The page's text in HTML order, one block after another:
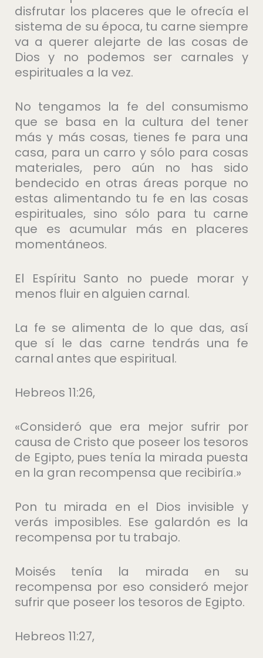
disfrutar los placeres que le ofrecía el
sistema de su época, tu carne siempre
va a querer alejarte de las cosas de
Dios y no podemos ser carnales y
espirituales a la vez.
No tengamos la fe del consumismo
que se basa en la cultura del tener
más y más cosas, tienes fe para una
casa, para un carro y sólo para cosas
materiales, pero aún no has sido
bendecido en otras áreas porque no
estas alimentando tu fe en las cosas
espirituales, sino sólo para tu carne
que es acumular más en placeres
momentáneos.
El Espíritu Santo no puede morar y
menos fluir en alguien carnal.
La fe se alimenta de lo que das, así
que sí le das carne tendrás una fe
carnal antes que espiritual.
Hebreos 11:26,
«Consideró que era mejor sufrir por
causa de Cristo que poseer los tesoros
de Egipto, pues tenía la mirada puesta
en la gran recompensa que recibiría.»
Pon tu mirada en el Dios invisible y
verás imposibles. Ese galardón es la
recompensa por tu trabajo.
Moisés tenía la mirada en su
recompensa por eso consideró mejor
sufrir que poseer los tesoros de Egipto.
Hebreos 11:27,